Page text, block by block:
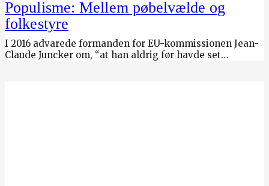
Populisme: Mellem pøbelvælde og
folkestyre
I 2016 advarede formanden for EU-kommissionen Jean-
Claude Juncker om, “at han aldrig før havde set…